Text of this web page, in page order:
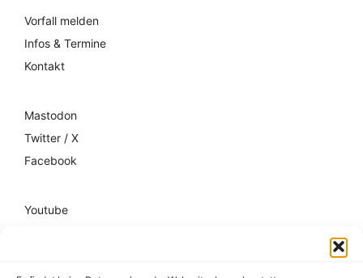
Vorfall melden
Infos & Termine
Kontakt
Mastodon
Twitter / X
Facebook
Youtube